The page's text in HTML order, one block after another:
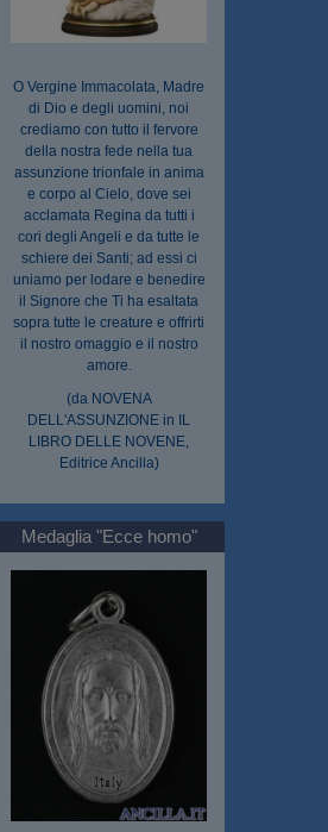
O Vergine Immacolata, Madre
di Dio e degli uomini, noi
crediamo con tutto il fervore
della nostra fede nella tua
assunzione trionfale in anima
e corpo al Cielo, dove sei
acclamata Regina da tutti i
cori degli Angeli e da tutte le
schiere dei Santi; ad essi ci
uniamo per lodare e benedire
il Signore che Ti ha esaltata
sopra tutte le creature e offrirti
il nostro omaggio e il nostro
amore.
(da NOVENA
DELL'ASSUNZIONE in IL
LIBRO DELLE NOVENE,
Editrice Ancilla)
Medaglia "Ecce homo"